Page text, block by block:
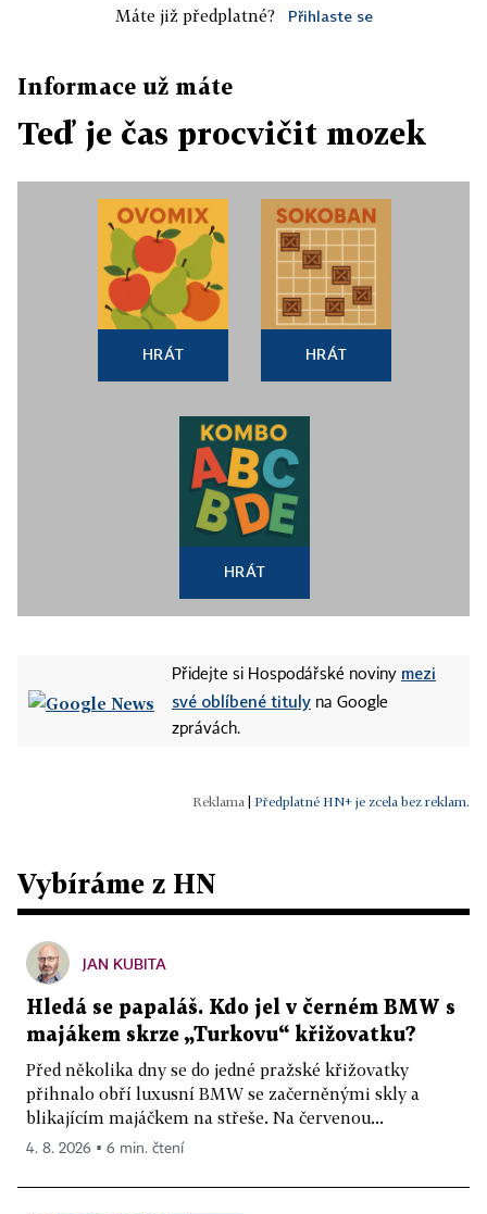
Máte již předplatné? Přihlaste se
Informace už máte
Teď je čas procvičit mozek
HRÁT HRÁT
HRÁT
Přidejte si Hospodářské noviny mezi
své oblíbené tituly na Google
zprávách.
Předplatné HN+ je zcela bez reklam.
Vybíráme z HN
JAN KUBITA
Hledá se papaláš. Kdo jel v černém BMW s
majákem skrze „Turkovu“ křižovatku?
Před několika dny se do jedné pražské křižovatky
přihnalo obří luxusní BMW se začerněnými skly a
blikajícím majáčkem na střeše. Na červenou...
4. 8. 2026 ▪ 6 min. čtení